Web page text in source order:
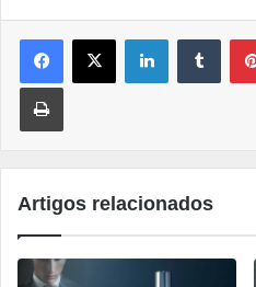
Linkedin
Imprimir
Artigos relacionados